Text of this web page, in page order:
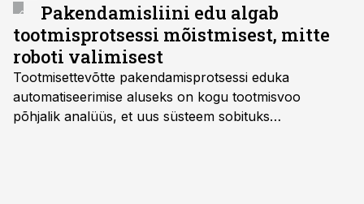
Pakendamisliini edu algab
tootmisprotsessi mõistmisest, mitte
roboti valimisest
Tootmisettevõtte pakendamisprotsessi eduka
automatiseerimise aluseks on kogu tootmisvoo
põhjalik analüüs, et uus süsteem sobituks